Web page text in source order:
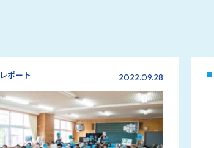
レポート 2022.09.28